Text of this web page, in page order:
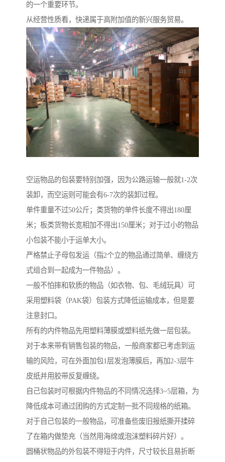
的一个重要环节。
从经营性质看，快递属于高附加值的新兴服务贸易。
空运物品的包装要特别加强，因为公路运输一般就1-2次
装卸，而空运则可能会有6-7次的装卸过程。
单件重量不过50公斤；类货物的单件长度不得出180厘
米；板类货物长宽相加不得出150厘米；对于过小的物品
小包装不能小于运单大小。
严格禁止子母包发运（指2个立的物品通过简单、缠绕方
式组合到一起成为一件物品）。
一般不怕摔和软质的物品（如衣物、包、毛绒玩具）可
采用塑料袋（PAK袋）包装方式降低运输成本，但是要
注意封口。
所有的内件物品先用塑料薄膜或塑料纸先做一层包装。
对于本来带有销售包装的物品，一般商家都已考虑到运
输的风险，可在外面加包1层发泡薄膜后，再加2-3层牛
皮纸并用胶带反复缠绕。
自己包装时可根据内件物品的不同情况选择3~5层箱，为
降低成本可通过团购的方式定制一批不同规格的纸箱。
对于自己包装的一般物品，可准备些废旧报纸撕开揉碎
了在箱内做垫充（当然用海绵或泡沫塑料碎片好）。
圆桶状物品的外包装不得短于内件，尺寸较长且易折断